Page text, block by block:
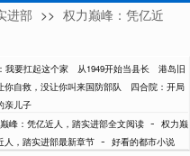
进部 >> 权力巅峰：凭亿近
我要扛起这个家 从1949开始当县长
港岛旧
你自救，没让你叫来国防部队
四合院：开局
亲儿子
峰：凭亿近人，踏实进部全文阅读 - 权力巅
人，踏实进部最新章节 - 好看的都市小说